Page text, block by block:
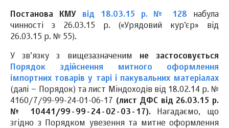
Постанова КМУ від 18.03.15 р. № 128 набула
чинності з 26.03.15 р. («Урядовий кур’єр» від
26.03.15 р. № 55).
У зв’язку з вищезазначеним не застосовується
Порядок здійснення митного оформлення
імпортних товарів у тарі і пакувальних матеріалах
(далі – Порядок) та лист Міндоходів від 18.02.14 р. №
4160/7/99-99-24-01-06-17 (лист ДФС від 26.03.15 р.
№ 10441/99-99-24-02-03-17).Нагадаємо, що
згідно з Порядком увезення та митне оформлення